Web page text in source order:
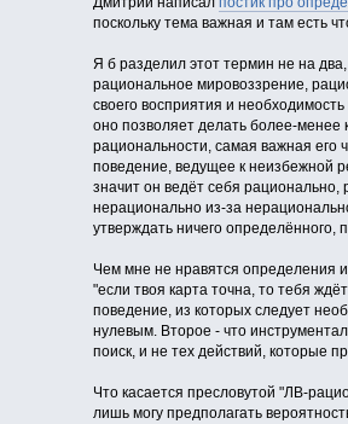
поскольку тема важная и там есть
Я б разделил этот термин не на
рациональное мировоззрение,
своего восприятия и
оно позволяет делать более-
рациональности, самая важная его
поведение, ведущее к неизбежной
значит он ведёт себя
нерационально из-за
утверждать ничего определённого,
Чем мне не нравятся определения
"если твоя карта точна, то тебя
поведение, из которых следует
нулевым. Второе - что
поиск, и не тех действий, которые
Что касается пресловутой "ЛВ-
лишь могу предполагать